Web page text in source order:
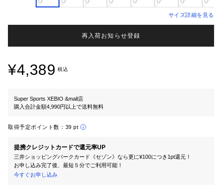
サイズ詳細を見る
再入荷お知らせ登録
¥4,389 税込
Super Sports XEBIO &mall店
購入合計金額4,990円以上で送料無料
取得予定ポイント数： 39 pt
提携クレジットカードで還元率UP
三井ショッピングパークカード《セゾン》なら更に¥100につき1pt還元！
お申し込み完了後、最短５分でご利用可能！
今すぐお申し込み